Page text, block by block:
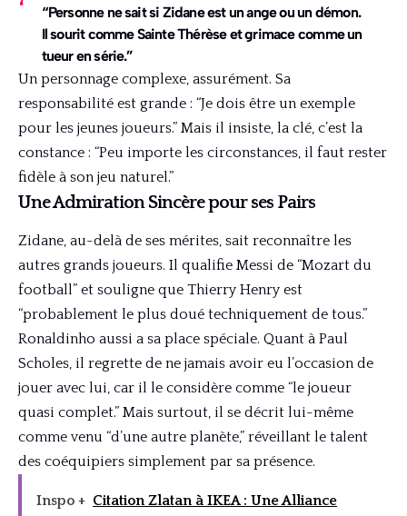
“Personne ne sait si Zidane est un ange ou un démon.
Il sourit comme Sainte Thérèse et grimace comme un
tueur en série.”
Un personnage complexe, assurément. Sa
responsabilité est grande : “Je dois être un exemple
pour les jeunes joueurs.” Mais il insiste, la clé, c’est la
constance : “Peu importe les circonstances, il faut rester
fidèle à son jeu naturel.”
Une Admiration Sincère pour ses Pairs
Zidane, au-delà de ses mérites, sait reconnaître les
autres grands joueurs. Il qualifie Messi de “Mozart du
football” et souligne que Thierry Henry est
“probablement le plus doué techniquement de tous.”
Ronaldinho aussi a sa place spéciale. Quant à Paul
Scholes, il regrette de ne jamais avoir eu l’occasion de
jouer avec lui, car il le considère comme “le joueur
quasi complet.” Mais surtout, il se décrit lui-même
comme venu “d’une autre planète,” réveillant le talent
des coéquipiers simplement par sa présence.
Inspo + Citation Zlatan à IKEA : Une Alliance